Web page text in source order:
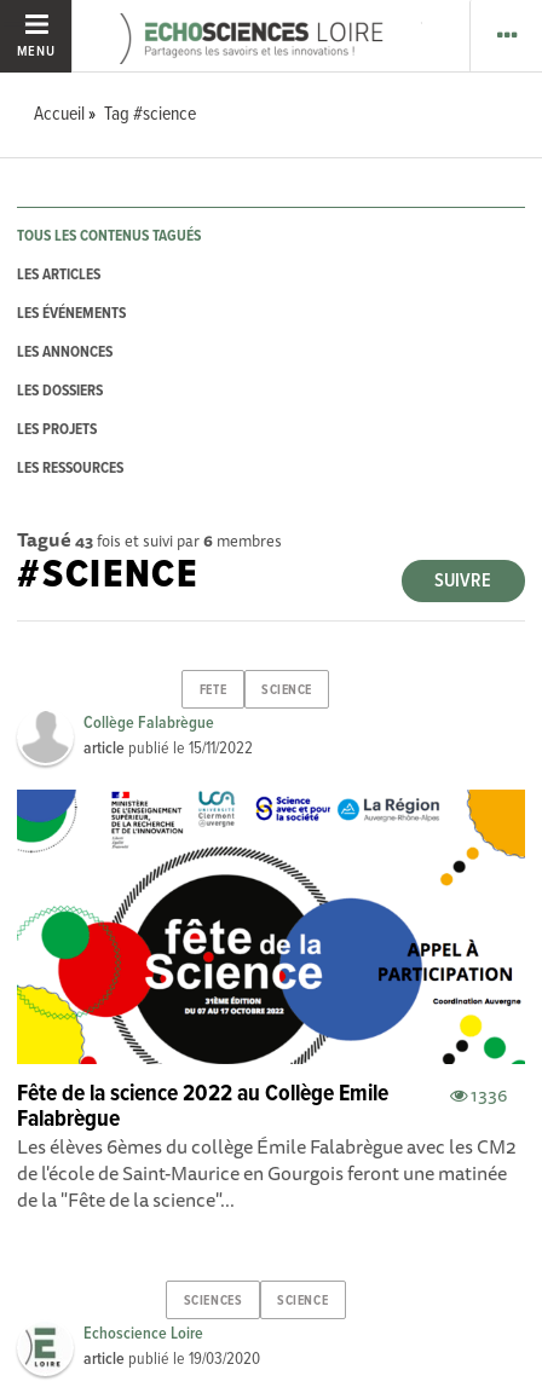
MENU
Accueil Tag #science
TOUS LES CONTENUS TAGUÉS
LES ARTICLES
LES ÉVÉNEMENTS
LES ANNONCES
LES DOSSIERS
LES PROJETS
LES RESSOURCES
Tagué 43fois et suivi par6 membres
SUIVRE
#SCIENCE
FETE SCIENCE
Collège Falabrègue
article publié le15/11/2022
1336
Fête de la science 2022 au Collège Emile
Falabrègue
Les élèves 6èmes du collège Émile Falabrègue avec les CM2
de l'école de Saint-Maurice en Gourgois feront une matinée
de la "Fête de la science"...
SCIENCES SCIENCE
Echoscience Loire
article publié le19/03/2020